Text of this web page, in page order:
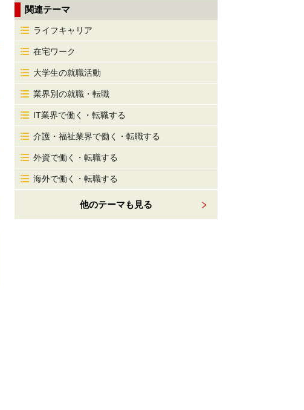
関連テーマ
ライフキャリア
在宅ワーク
大学生の就職活動
業界別の就職・転職
IT業界で働く・転職する
介護・福祉業界で働く・転職する
外資で働く・転職する
海外で働く・転職する
他のテーマも見る